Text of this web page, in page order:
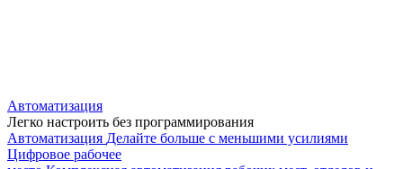
Автоматизация
Легко настроить без программирования
Автоматизация Делайте больше с меньшими усилиями
Цифровое рабочее